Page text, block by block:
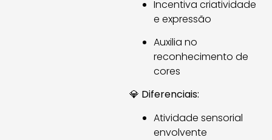
Incentiva criatividade
e expressão
Auxilia no
reconhecimento de
cores
💎 Diferenciais:
Atividade sensorial
envolvente